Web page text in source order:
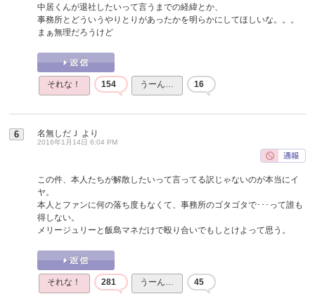
中居くんが退社したいって言うまでの経緯とか、
事務所とどういうやりとりがあったかを明らかにしてほしいな。。。
まぁ無理だろうけど
それな！ 154 うーん… 16
6 名無しだＪ より
2016年1月14日 6:04 PM
この件、本人たちが解散したいって言ってる訳じゃないのが本当にイ
ヤ。
本人とファンに何の落ち度もなくて、事務所のゴタゴタで･･･って誰も
得しない。
メリージュリーと飯島マネだけで殴り合いでもしとけよって思う。
それな！ 281 うーん… 45